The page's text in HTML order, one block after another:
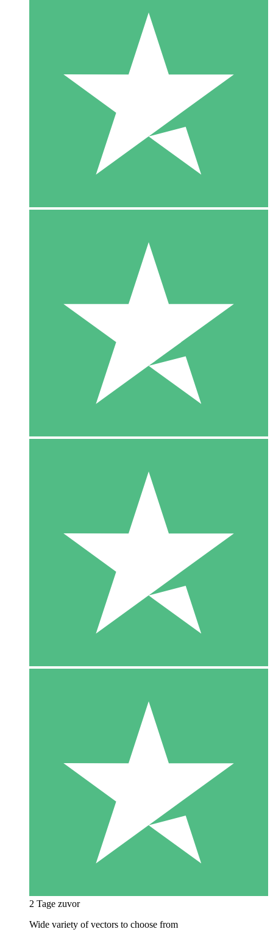
2 Tage zuvor
Wide variety of vectors to choose from